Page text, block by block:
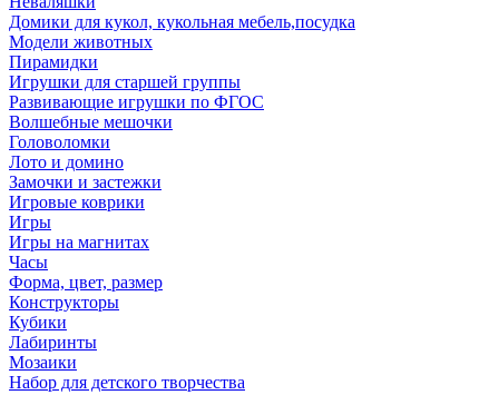
Домики для кукол, кукольная мебель,посудка
Модели животных
Пирамидки
Игрушки для старшей группы
Развивающие игрушки по ФГОС
Волшебные мешочки
Головоломки
Лото и домино
Замочки и застежки
Игровые коврики
Игры
Игры на магнитах
Часы
Форма, цвет, размер
Конструкторы
Кубики
Лабиринты
Мозаики
Набор для детского творчества